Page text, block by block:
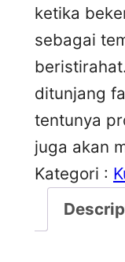
ketika
sebagai
ditunjang
tentunya
juga akan
Kategori :